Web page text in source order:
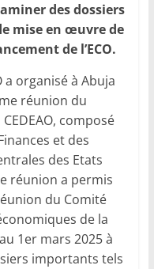
des dossiers
mise en œuvre de
de l’ECO.
a organisé à Abuja
réunion du
composé
et des
des Etats
réunion a permis
du Comité
de la
1er mars 2025 à
importants tels